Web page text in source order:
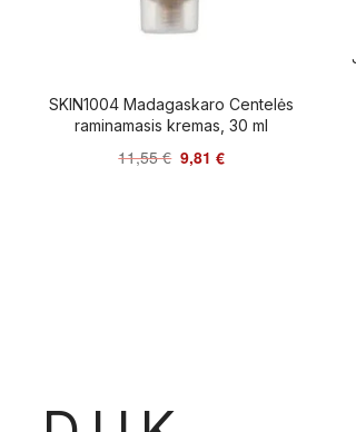
SKIN1004 Madagaskaro Centelės
raminamasis kremas, 30 ml
11,55 € 9,81 €